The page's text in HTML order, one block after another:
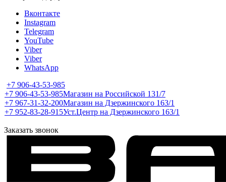
Вконтакте
Instagram
Telegram
YouTube
Viber
Viber
WhatsApp
+7 906-43-53-985
+7 906-43-53-985Магазин на Российской 131/7
+7 967-31-32-200Магазин на Дзержинского 163/1
+7 952-83-28-915Уст.Центр на Дзержинского 163/1
Заказать звонок